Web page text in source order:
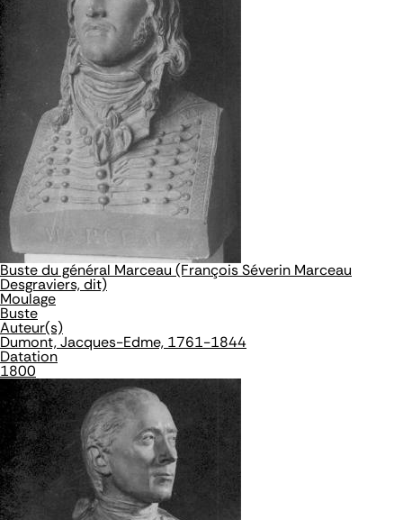
Buste du général Marceau (François Séverin Marceau
Desgraviers, dit)
Moulage
Buste
Auteur(s)
Dumont, Jacques-Edme, 1761-1844
Datation
1800